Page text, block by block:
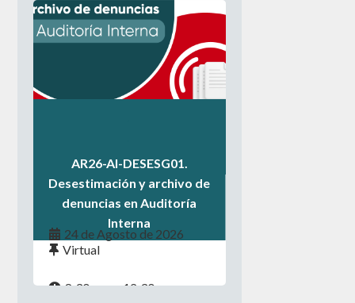
AR26-AI-DESESG01.
Desestimación y archivo de
denuncias en Auditoría
Interna
Virtual
.
8:30 a.m. - 12:30 p.m.
24 de Agosto de 2026